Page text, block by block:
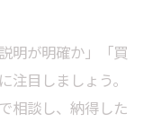
ための準備法
者を選ぶコツ
明が明確か」「買
目しましょう。
相談し、納得した